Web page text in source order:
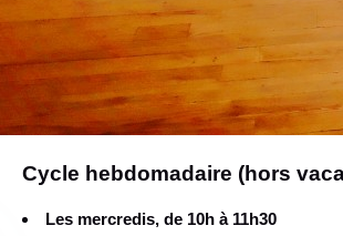
Cycle hebdomadaire (hors
Les mercredis, de 10h à 11h30